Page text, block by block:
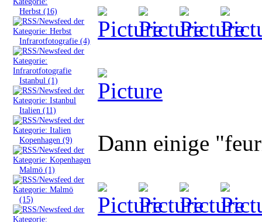
»Herbst (16)
»Infrarotfotografie (4)
»Istanbul (1)
»Italien (11)
»Kopenhagen (9)
»Malmö (1)
»(15)
Dann einige